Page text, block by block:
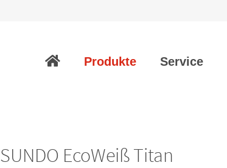
überspringen
Produkte Service
SUNDO EcoWeiß Titan